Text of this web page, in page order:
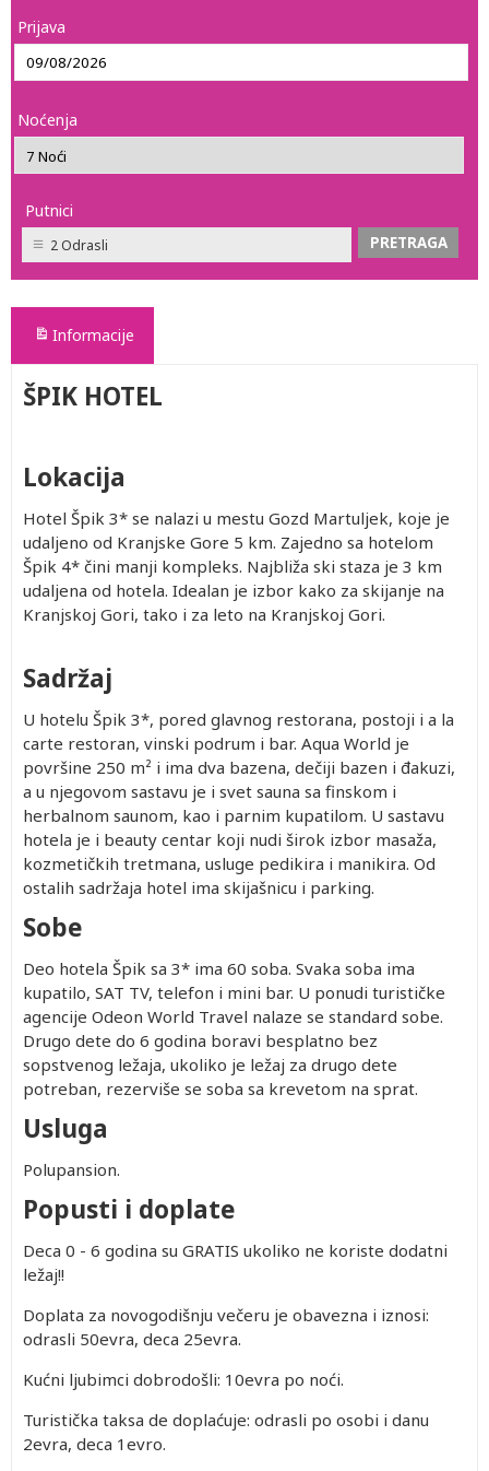
Prijava
Noćenja
Putnici
2 Odrasli
Informacije
ŠPIK HOTEL
Lokacija
Hotel Špik 3* se nalazi u mestu Gozd Martuljek, koje je
udaljeno od Kranjske Gore 5 km. Zajedno sa hotelom
Špik 4* čini manji kompleks. Najbliža ski staza je 3 km
udaljena od hotela. Idealan je izbor kako za skijanje na
Kranjskoj Gori, tako i za leto na Kranjskoj Gori.
Sadržaj
U hotelu Špik 3*, pored glavnog restorana, postoji i a la
carte restoran, vinski podrum i bar. Aqua World je
površine 250 m² i ima dva bazena, dečiji bazen i đakuzi,
a u njegovom sastavu je i svet sauna sa finskom i
herbalnom saunom, kao i parnim kupatilom. U sastavu
hotela je i beauty centar koji nudi širok izbor masaža,
kozmetičkih tretmana, usluge pedikira i manikira. Od
ostalih sadržaja hotel ima skijašnicu i parking.
Sobe
Deo hotela Špik sa 3* ima 60 soba. Svaka soba ima
kupatilo, SAT TV, telefon i mini bar. U ponudi turističke
agencije Odeon World Travel nalaze se standard sobe.
Drugo dete do 6 godina boravi besplatno bez
sopstvenog ležaja, ukoliko je ležaj za drugo dete
potreban, rezerviše se soba sa krevetom na sprat.
Usluga
Polupansion.
Popusti i doplate
Deca 0 - 6 godina su GRATIS ukoliko ne koriste dodatni
ležaj!!
Doplata za novogodišnju večeru je obavezna i iznosi:
odrasli 50evra, deca 25evra.
Kućni ljubimci dobrodošli: 10evra po noći.
Turistička taksa de doplaćuje: odrasli po osobi i danu
2evra, deca 1evro.